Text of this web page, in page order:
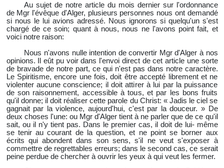
Au sujet de notre article du mois dernier sur l'ordonnance
de Mgr l'évêque d'Alger, plusieurs personnes nous ont demandé
si nous le lui avions adressé. Nous ignorons si quelqu'un s'est
chargé de ce soin; quant à nous, nous ne l'avons point fait, et
voici notre raison:
Nous n'avons nulle intention de convertir Mgr d'Alger à nos
opinions. Il eût pu voir dans l'envoi direct de cet article une sorte
de bravade de notre part, ce qui n'est pas dans notre caractère.
Le Spiritisme, encore une fois, doit être accepté librement et ne
violenter aucune conscience; il doit attirer à lui par la puissance
de son raisonnement, accessible à tous, et par les bons fruits
qu'il donne; il doit réaliser cette parole du Christ: « Jadis le ciel se
gagnait par la violence, aujourd'hui, c'est par la douceur. » De
deux choses l'une: ou Mgr d'Alger tient à ne parler que de ce qu'il
sait, ou il n'y tient pas. Dans le premier cas, il doit de lui- même
se tenir au courant de la question, et ne point se borner aux
écrits qui abondent dans son sens, s'il ne veut s'exposer à
commettre de regrettables erreurs; dans le second cas, ce serait
peine perdue de chercher à ouvrir les yeux à qui veut les fermer.